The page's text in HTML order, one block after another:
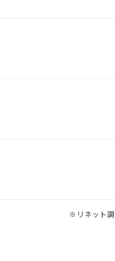
※リネット